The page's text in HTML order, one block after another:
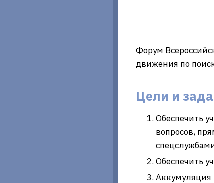
Форум
движения по
Цели и
Обеспечить
вопросов,
Обеспечить
Аккумуляция